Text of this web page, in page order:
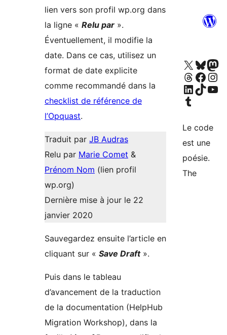
lien vers son profil wp.org dans
la ligne « Relu par ».
Éventuellement, il modifie la
date. Dans ce cas, utilisez un
format de date explicite
comme recommandé dans la
checklist de référence de
l’Opquast.
Traduit par JB Audras
Relu par Marie Comet &
Prénom Nom (lien profil
wp.org)
Dernière mise à jour le 22
janvier 2020
Sauvegardez ensuite l’article en
cliquant sur « Save Draft».
Puis dans le tableau
d’avancement de la traduction
de la documentation (HelpHub
Migration Workshop), dans la
Visitez notre compte X (précédemment Twitter)
Visiter notre
Visiter
Visiter notre compte
Consulter notre
Consulter notre compte
Visiter notre compte
Visiter
Visiter notre compte Tumblr
Le code
est une
poésie.
The